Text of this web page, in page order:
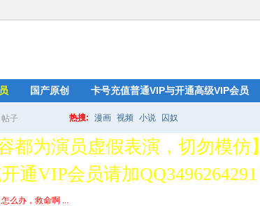
国产原创 卡号充值普通VIP与开通高级VIP会员
帖子
搜
索
热搜: 漫画 视频 小说 囚奴
都为演员虚假表演，切勿模
通VIP会员请加
么办，救命啊 ...